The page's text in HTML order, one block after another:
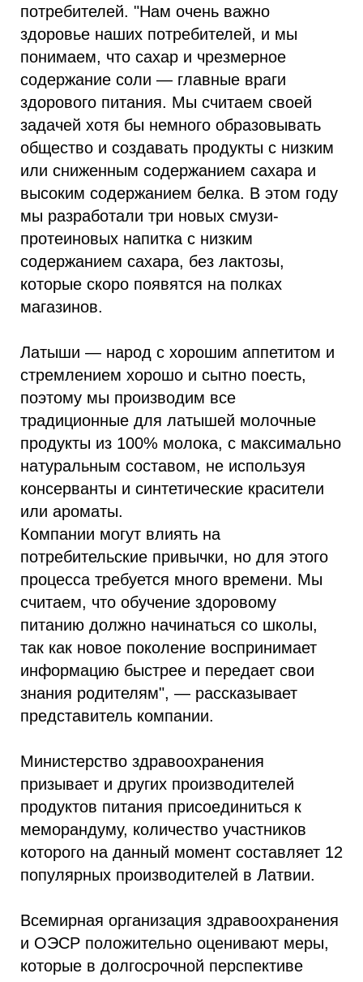
потребителей. "Нам очень важно
здоровье наших потребителей, и мы
понимаем, что сахар и чрезмерное
содержание соли — главные враги
здорового питания. Мы считаем своей
задачей хотя бы немного образовывать
общество и создавать продукты с низким
или сниженным содержанием сахара и
высоким содержанием белка. В этом году
мы разработали три новых смузи-
протеиновых напитка с низким
содержанием сахара, без лактозы,
которые скоро появятся на полках
магазинов.
Латыши — народ с хорошим аппетитом и
стремлением хорошо и сытно поесть,
поэтому мы производим все
традиционные для латышей молочные
продукты из 100% молока, с максимально
натуральным составом, не используя
консерванты и синтетические красители
или ароматы.
Компании могут влиять на
потребительские привычки, но для этого
процесса требуется много времени. Мы
считаем, что обучение здоровому
питанию должно начинаться со школы,
так как новое поколение воспринимает
информацию быстрее и передает свои
знания родителям", — рассказывает
представитель компании.
Министерство здравоохранения
призывает и других производителей
продуктов питания присоединиться к
меморандуму, количество участников
которого на данный момент составляет 12
популярных производителей в Латвии.
Всемирная организация здравоохранения
и ОЭСР положительно оценивают меры,
которые в долгосрочной перспективе